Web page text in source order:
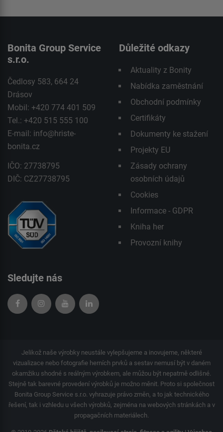
Bonita Group Service
s.r.o.
Čedlosy 583, 664 24
Drásov
Mobil: +420 774 401 509
Tel.: +420 515 555 100
E-mail: info@hriste-
bonita.cz
IČO: 27738795
DIČ: CZ27738795
Důležité odkazy
Aktuality z Bonity
Nabídka zaměstnání
Obchodní podmínky
Certifikáty
Dokumenty ke stažení
Projekty EU
Zásady ochrany
osobních údajů
Cookies
Informace - GDPR
Kniha her
Provozní knihy
Sledujte nás
Jelikož naše výrobky neustále vylepšujeme a inovujeme, některé
vizualizace nebo fotografie herních prvků a sestav nemusí být v daném
okamžiku shodné s reálným výrobkem, ale můžou být nepatrně odlišné.
Stejně tak barevné provedení výrobků je možno měnit. Proto si společnost
Bonita Group Service s.r.o. vyhrazuje právo změn, a to jak technického
řešení, tak i vzhledu u všech výrobků, zejména na webových stránkách a v
propagačních materiálech.